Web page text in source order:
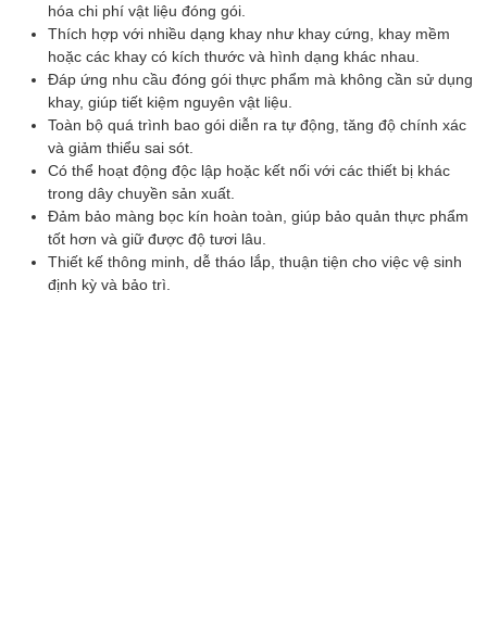
hóa chi phí vật liệu đóng gói.
Thích hợp với nhiều dạng khay như khay cứng, khay mềm
hoặc các khay có kích thước và hình dạng khác nhau.
Đáp ứng nhu cầu đóng gói thực phẩm mà không cần sử dụng
khay, giúp tiết kiệm nguyên vật liệu.
Toàn bộ quá trình bao gói diễn ra tự động, tăng độ chính xác
và giảm thiểu sai sót.
Có thể hoạt động độc lập hoặc kết nối với các thiết bị khác
trong dây chuyền sản xuất.
Đảm bảo màng bọc kín hoàn toàn, giúp bảo quản thực phẩm
tốt hơn và giữ được độ tươi lâu.
Thiết kế thông minh, dễ tháo lắp, thuận tiện cho việc vệ sinh
định kỳ và bảo trì.